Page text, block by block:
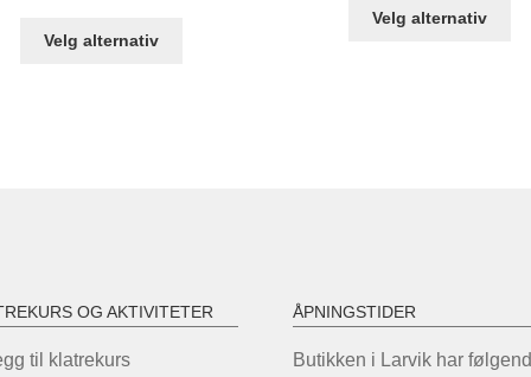
Velg alternativ
Velg alternativ
OG AKTIVITETER
til klatrekurs
ÅPNINGSTIDER
Butikken i Larvik har